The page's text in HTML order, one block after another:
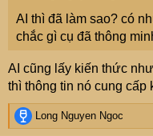
AI thì đã làm sao? có
chắc gì cụ đã thông
AI cũng lấy kiến thức
thì thông tin nó cung cấp
R
e
Long Nguyen Ngoc